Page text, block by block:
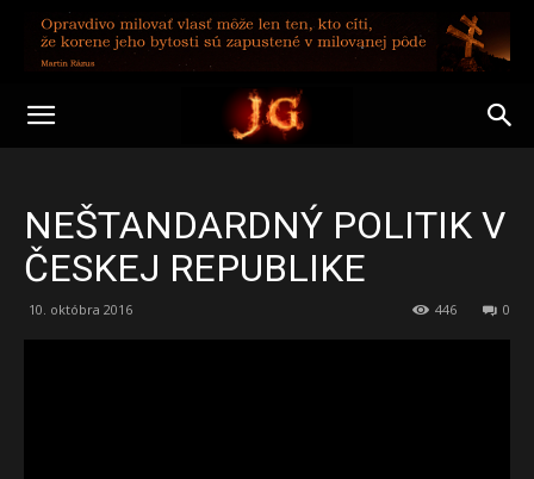
NEŠTANDARDNÝ POLITIK V
ČESKEJ REPUBLIKE
10. októbra 2016 0
446